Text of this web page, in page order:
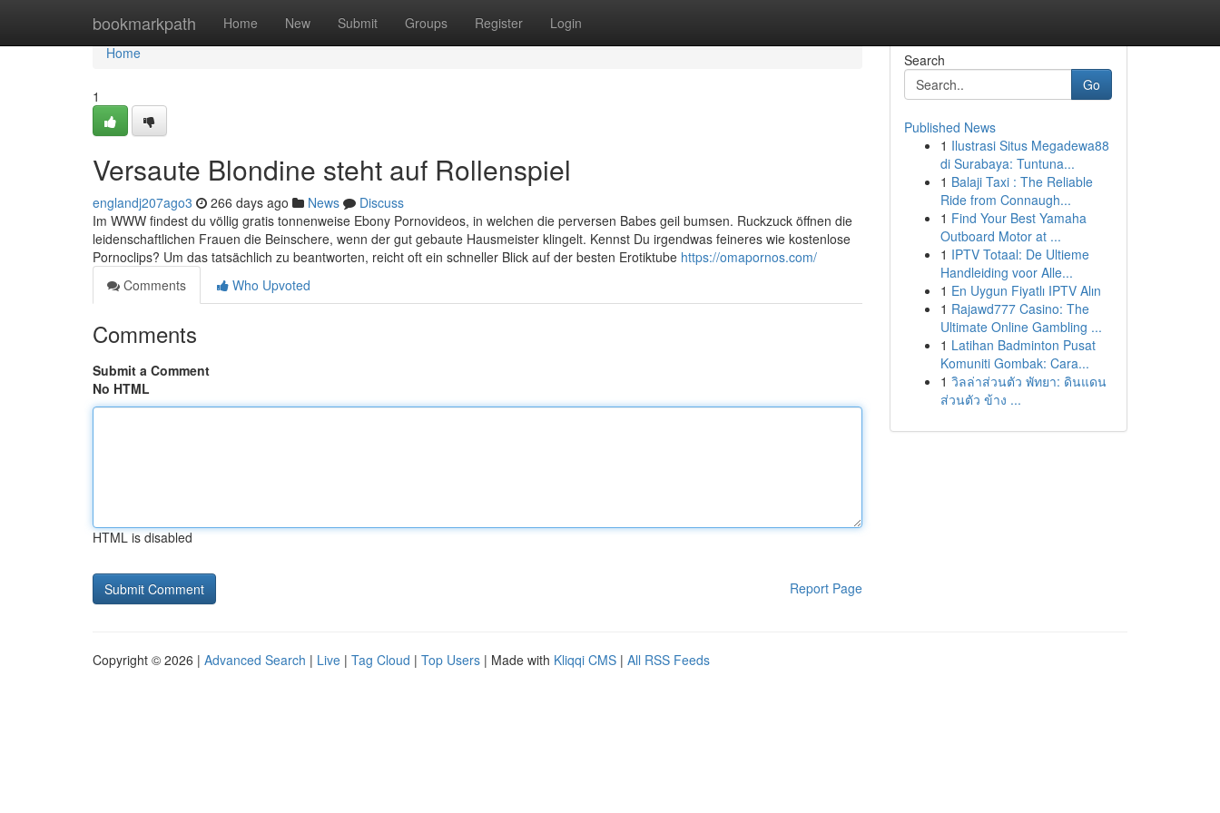
bookmarkpath Home New Submit Groups Register Login
Home
Home
1
Versaute Blondine steht auf Rollenspiel
englandj207ago3 266 days ago News
Discuss
Im WWW findest du völlig gratis tonnenweise Ebony Pornovideos, in welchen die perversen Babes geil bumsen. Ruckzuck öffnen die
leidenschaftlichen Frauen die Beinschere, wenn der gut gebaute Hausmeister klingelt. Kennst Du irgendwas feineres wie kostenlose
Pornoclips? Um das tatsächlich zu beantworten, reicht oft ein schneller Blick auf der besten Erotiktube https://omapornos.com/
Comments
Who Upvoted
Comments
Submit a Comment
No HTML
HTML is disabled
Report Page
Search
Go
Published News
1 Ilustrasi Situs Megadewa88
di Surabaya: Tuntuna...
1 Balaji Taxi : The Reliable
Ride from Connaugh...
1 Find Your Best Yamaha
Outboard Motor at ...
1 IPTV Totaal: De Ultieme
Handleiding voor Alle...
1 En Uygun Fiyatlı IPTV Alın
1 Rajawd777 Casino: The
Ultimate Online Gambling ...
1 Latihan Badminton Pusat
Komuniti Gombak: Cara...
1 วิลล่าส่วนตัว พัทยา: ดินแดน
ส่วนตัว ข้าง ...
Copyright © 2026 | Advanced Search | Live | Tag Cloud | Top Users | Made with Kliqqi CMS | All RSS Feeds